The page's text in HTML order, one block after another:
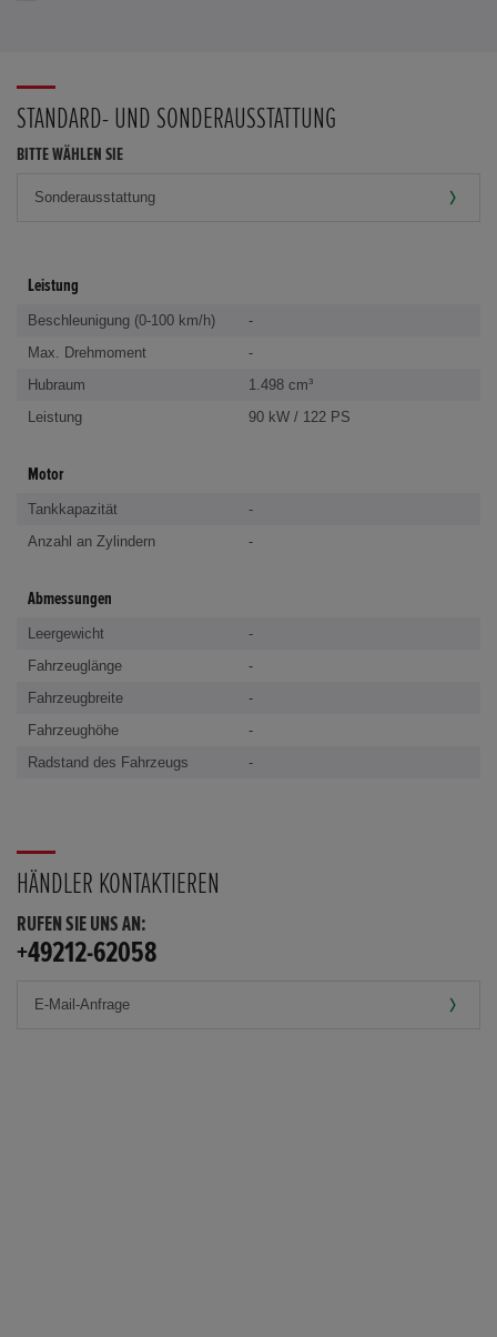
STANDARD- UND SONDERAUSSTATTUNG
BITTE WÄHLEN SIE
Leistung
Beschleunigung (0-100 km/h)
-
Max. Drehmoment
-
Hubraum
1.498 cm³
Leistung
90 kW / 122 PS
Motor
Tankkapazität
-
Anzahl an Zylindern
-
Abmessungen
Leergewicht
-
Fahrzeuglänge
-
Fahrzeugbreite
-
Fahrzeughöhe
-
Radstand des Fahrzeugs
-
HÄNDLER KONTAKTIEREN
RUFEN SIE UNS AN:
+49212-62058